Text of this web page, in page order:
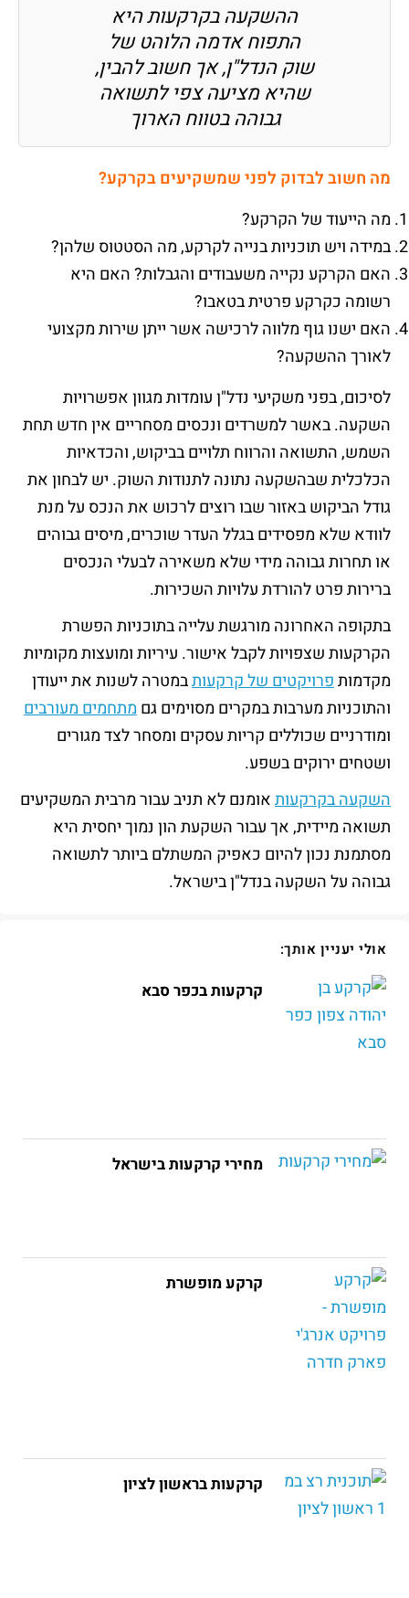
ההשקעה בקרקעות היא
התפוח אדמה הלוהט של
שוק הנדל"ן, אך חשוב להבין,
שהיא מציעה צפי לתשואה
גבוהה בטווח הארוך
מה חשוב לבדוק לפני שמשקיעים בקרקע?
מה הייעוד של הקרקע?
במידה ויש תוכניות בנייה לקרקע, מה הסטטוס שלהן?
האם הקרקע נקייה משעבודים והגבלות? האם היא
רשומה כקרקע פרטית בטאבו?
האם ישנו גוף מלווה לרכישה אשר ייתן שירות מקצועי
לאורך ההשקעה?
לסיכום, בפני משקיעי נדל"ן עומדות מגוון אפשרויות
השקעה. באשר למשרדים ונכסים מסחריים אין חדש תחת
השמש, התשואה והרווח תלויים בביקוש, והכדאיות
הכלכלית שבהשקעה נתונה לתנודות השוק. יש לבחון את
גודל הביקוש באזור שבו רוצים לרכוש את הנכס על מנת
לוודא שלא מפסידים בגלל העדר שוכרים, מיסים גבוהים
או תחרות גבוהה מידי שלא משאירה לבעלי הנכסים
ברירות פרט להורדת עלויות השכירות.
בתקופה האחרונה מורגשת עלייה בתוכניות הפשרת
הקרקעות שצפויות לקבל אישור. עיריות ומועצות מקומיות
מקדמותפרויקטים של קרקעותבמטרה לשנות את ייעודן
והתוכניות מערבות במקרים מסוימים גםמתחמים מעורבים
ומודרניים שכוללים קריות עסקים ומסחר לצד מגורים
ושטחים ירוקים בשפע.
השקעה בקרקעותאומנם לא תניב עבור מרבית המשקיעים
תשואה מיידית, אך עבור השקעת הון נמוך יחסית היא
מסתמנת נכון להיום כאפיק המשתלם ביותר לתשואה
גבוהה על השקעה בנדל"ן בישראל.
אולי יעניין אותך:
קרקעות בכפר סבא
מחירי קרקעות בישראל
קרקע מופשרת
קרקעות בראשון לציון